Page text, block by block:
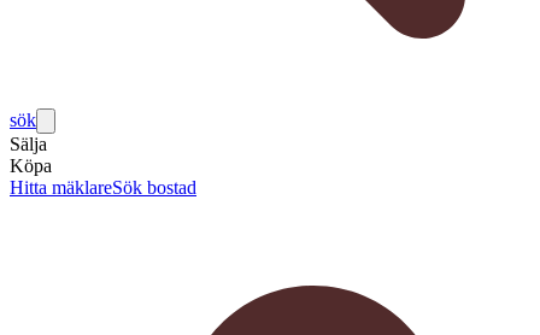
sök
Sälja
Köpa
Hitta mäklareSök bostad